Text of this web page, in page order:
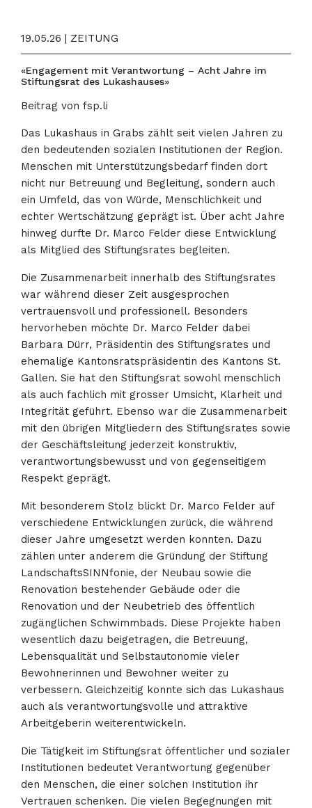
19.05.26 | ZEITUNG
«Engagement mit Verantwortung – Acht Jahre im
Stiftungsrat des Lukashauses»
Beitrag von fsp.li
Das Lukashaus in Grabs zählt seit vielen Jahren zu
den bedeutenden sozialen Institutionen der Region.
Menschen mit Unterstützungsbedarf finden dort
nicht nur Betreuung und Begleitung, sondern auch
ein Umfeld, das von Würde, Menschlichkeit und
echter Wertschätzung geprägt ist. Über acht Jahre
hinweg durfte Dr. Marco Felder diese Entwicklung
als Mitglied des Stiftungsrates begleiten.
Die Zusammenarbeit innerhalb des Stiftungsrates
war während dieser Zeit ausgesprochen
vertrauensvoll und professionell. Besonders
hervorheben möchte Dr. Marco Felder dabei
Barbara Dürr, Präsidentin des Stiftungsrates und
ehemalige Kantonsratspräsidentin des Kantons St.
Gallen. Sie hat den Stiftungsrat sowohl menschlich
als auch fachlich mit grosser Umsicht, Klarheit und
Integrität geführt. Ebenso war die Zusammenarbeit
mit den übrigen Mitgliedern des Stiftungsrates sowie
der Geschäftsleitung jederzeit konstruktiv,
verantwortungsbewusst und von gegenseitigem
Respekt geprägt.
Mit besonderem Stolz blickt Dr. Marco Felder auf
verschiedene Entwicklungen zurück, die während
dieser Jahre umgesetzt werden konnten. Dazu
zählen unter anderem die Gründung der Stiftung
LandschaftsSINNfonie, der Neubau sowie die
Renovation bestehender Gebäude oder die
Renovation und der Neubetrieb des öffentlich
zugänglichen Schwimmbads. Diese Projekte haben
wesentlich dazu beigetragen, die Betreuung,
Lebensqualität und Selbstautonomie vieler
Bewohnerinnen und Bewohner weiter zu
verbessern. Gleichzeitig konnte sich das Lukashaus
auch als verantwortungsvolle und attraktive
Arbeitgeberin weiterentwickeln.
Die Tätigkeit im Stiftungsrat öffentlicher und sozialer
Institutionen bedeutet Verantwortung gegenüber
den Menschen, die einer solchen Institution ihr
Vertrauen schenken. Die vielen Begegnungen mit